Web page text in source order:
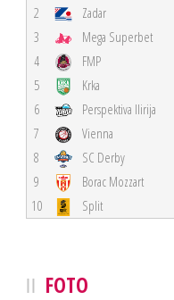
2
Zadar
3
Mega Superbet
4
FMP
5
Krka
6
Perspektiva Ilirija
7
Vienna
8
SC Derby
9
Borac Mozzart
10
Split
FOTO